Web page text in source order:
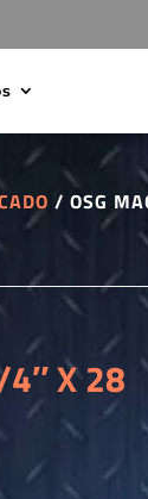
/ OSG
4″ X 28